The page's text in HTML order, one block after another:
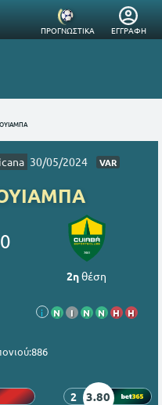
ΠΡΟΓΝΩΣΤΙΚΑ ΕΓΓΡΑΦΗ
30/05/2024 VAR
2ηθέση
i Ν Ι Ν Ν Η Η
886
2 3.80